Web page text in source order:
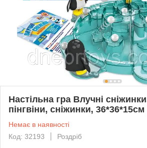
Настільна гра Влучні
пінгвіни, сніжинки, 36*36*15см
Немає в наявності
Код: 32193
Роздріб